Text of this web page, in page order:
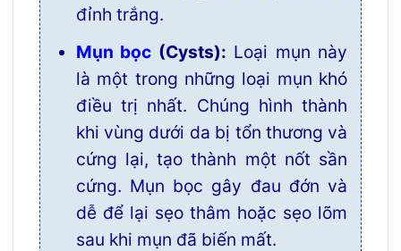
đỉnh trắng.
Mụn bọc (Cysts): Loại mụn này
là một trong những loại mụn khó
điều trị nhất. Chúng hình thành
khi vùng dưới da bị tổn thương và
cứng lại, tạo thành một nốt sần
cứng. Mụn bọc gây đau đớn và
dễ để lại sẹo thâm hoặc sẹo lõm
sau khi mụn đã biến mất.